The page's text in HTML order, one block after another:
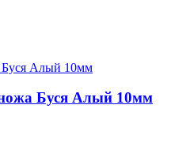
Буся Алый 10мм